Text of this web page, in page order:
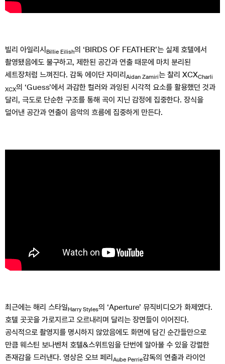
빌리 아일리시 Billie Eilish의 ‘BIRDS OF FEATHER’는 실제 호텔에서
촬영됐음에도 불구하고, 제한된 공간과 연출 때문에 마치 분리된
세트장처럼 느껴진다. 감독 에이단 자미리 Aidan Zamiri는 찰리 XCXCharli
XCX의 ‘Guess’에서 과감한 컬러와 과잉된 시각적 요소를 활용했던 것과
달리, 극도로 단순한 구조를 통해 곡이 지닌 감정에 집중한다. 장식을
덜어낸 공간과 연출이 음악의 흐름에 집중하게 만든다.
최근에는 해리 스타일Harry Styles의 ‘Aperture’ 뮤직비디오가 화제였다.
호텔 곳곳을 가로지르고 오르내리며 달리는 장면들이 이어진다.
공식적으로 촬영지를 명시하지 않았음에도 화면에 담긴 순간들만으로
만큼 웨스틴 보나벤처 호텔&스위트임을 단번에 알아볼 수 있을 강렬한
존재감을 드러낸다. 영상은 오브 페리Aube Perrie감독의 연출과 라이언